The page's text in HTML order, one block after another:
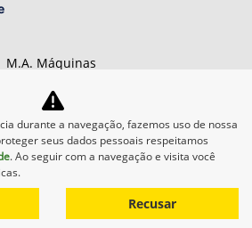
M.A. Máquinas
01.092.817/0017-67
bem maior é a vida.
durante a navegação, fazemos uso de nossa
seus dados pessoais respeitamos
. Ao seguir com a navegação e visita você
Recusar